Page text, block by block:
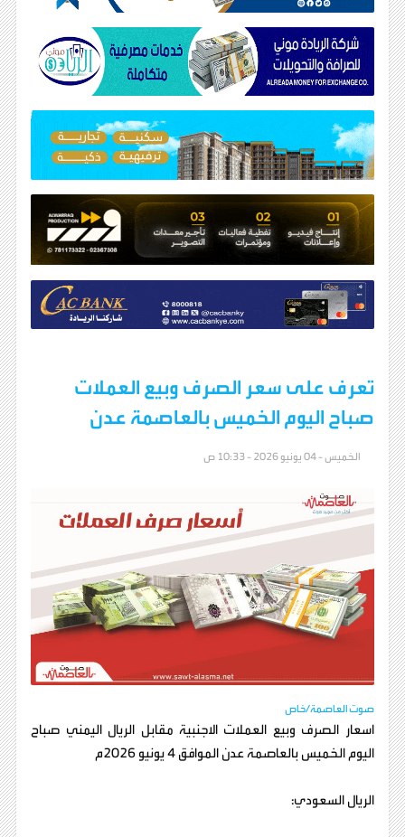
تعرف على سعر الصرف وبيع العملات
صباح اليوم الخميس بالعاصمة عدن
الخميس - 04 يونيو 2026 - 10:33 ص
صوت العاصمة/خاص
اسعار الصرف وبيع العملات الاجنبية مقابل الريال اليمني صباح
اليوم الخميس بالعاصمة عدن الموافق 4 يونيو 2026م
الريال السعودي: